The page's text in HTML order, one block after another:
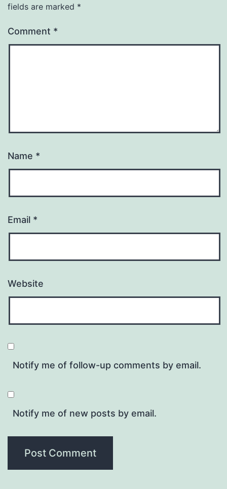
fields are marked *
Comment *
Name *
Email *
Website
Notify me of follow-up comments by email.
Notify me of new posts by email.